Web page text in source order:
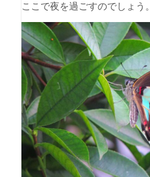
ここで夜を過ごすのでしょう。